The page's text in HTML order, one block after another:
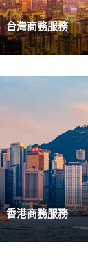
台灣商務服務
香港商務服務